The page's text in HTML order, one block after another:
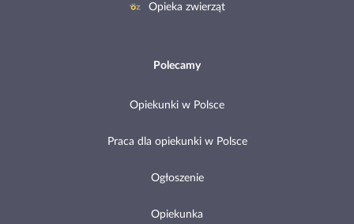
Opieka zwierząt
Polecamy
Opiekunki w Polsce
Praca dla opiekunki w Polsce
Ogłoszenie
Opiekunka